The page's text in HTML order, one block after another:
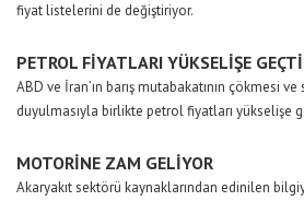
fiyat listelerini de değiştiriyor.
PETROL FİYATLARI YÜKSELİŞE GEÇTİ
ABD ve İran’ın barış mutabakatının çökmesi
duyulmasıyla birlikte petrol fiyatları yükselişe
MOTORİNE ZAM GELİYOR
Akaryakıt sektörü kaynaklarından edinilen